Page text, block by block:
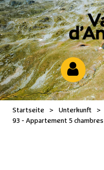
Startseite > Unterkunft >
93 - Appartement 5 chambres